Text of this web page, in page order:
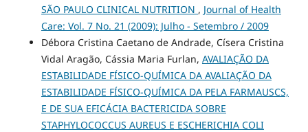
SÃO PAULO CLINICAL NUTRITION , Journal of Health
Care: Vol. 7 No. 21 (2009): Julho - Setembro / 2009
Débora Cristina Caetano de Andrade, Císera Cristina
Vidal Aragão, Cássia Maria Furlan, AVALIAÇÃO DA
ESTABILIDADE FÍSICO-QUÍMICA DA AVALIAÇÃO DA
ESTABILIDADE FÍSICO-QUÍMICA DA PELA FARMAUSCS,
E DE SUA EFICÁCIA BACTERICIDA SOBRE
STAPHYLOCOCCUS AUREUS E ESCHERICHIA COLI